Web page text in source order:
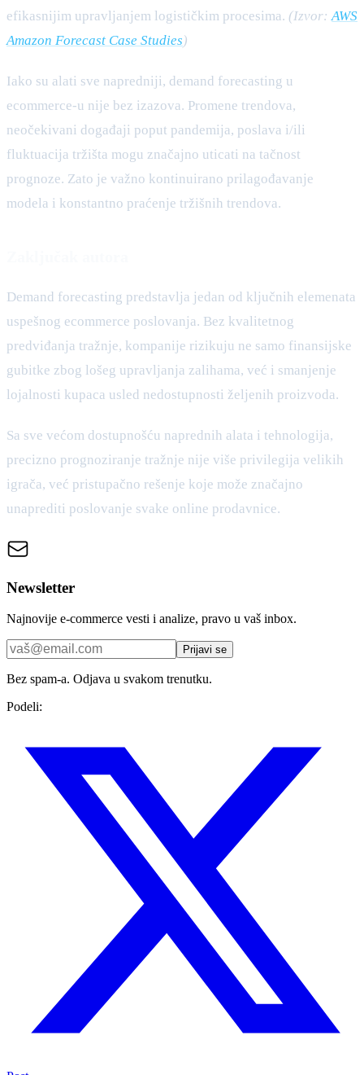
efikasnijim upravljanjem logističkim procesima. (Izvor: AWS
Amazon Forecast Case Studies)
Iako su alati sve napredniji, demand forecasting u
ecommerce-u nije bez izazova. Promene trendova,
neočekivani događaji poput pandemija, poslava i/ili
fluktuacija tržišta mogu značajno uticati na tačnost
prognoze. Zato je važno kontinuirano prilagođavanje
modela i konstantno praćenje tržišnih trendova.
Demand forecasting predstavlja jedan od ključnih elemenata
uspešnog ecommerce poslovanja. Bez kvalitetnog
predviđanja tražnje, kompanije rizikuju ne samo finansijske
gubitke zbog lošeg upravljanja zalihama, već i smanjenje
lojalnosti kupaca usled nedostupnosti željenih proizvoda.
Sa sve većom dostupnošću naprednih alata i tehnologija,
precizno prognoziranje tražnje nije više privilegija velikih
igrača, već pristupačno rešenje koje može značajno
unaprediti poslovanje svake online prodavnice.
Newsletter
Najnovije e-commerce vesti i analize, pravo u vaš inbox.
Prijavi se
Bez spam-a. Odjava u svakom trenutku.
Podeli: